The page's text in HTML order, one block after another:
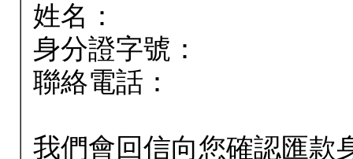
姓名：
身分證字號：
聯絡電話：
我們會回信向您確認匯款